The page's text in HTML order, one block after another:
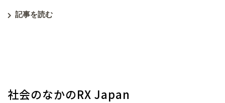
記事を読む
社会のなかのRX Japan